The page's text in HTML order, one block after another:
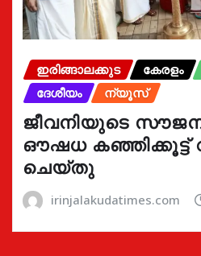
ഇരിങ്ങാലക്കുട കേരളം
ദേശീയം
ന്യൂസ്
ജീവനിയുടെ
ഔഷധ കഞ്ഞിക്കൂട്ട്
ചെയ്തു
irinjalakudatimes.com